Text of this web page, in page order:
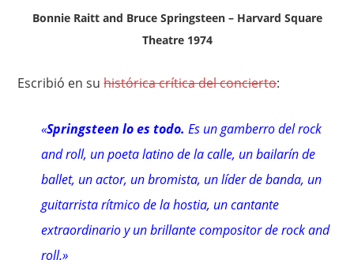
Bonnie Raitt and Bruce Springsteen – Harvard Square
Theatre 1974
Escribió en suhistórica crítica del concierto:
«Springsteen lo es todo. Es un gamberro del rock
and roll, un poeta latino de la calle, un bailarín de
ballet, un actor, un bromista, un líder de banda, un
guitarrista rítmico de la hostia, un cantante
extraordinario y un brillante compositor de rock and
roll.»